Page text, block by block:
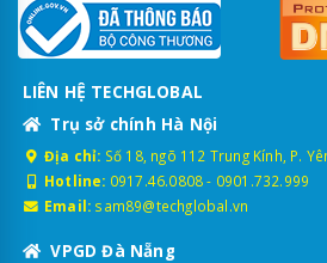
LIÊN HỆ TECHGLOBAL
Trụ sở chính Hà Nội
Địa chỉ: Số 18, ngõ 112 Trung Kính, P.
Hotline: 0917.46.0808- 0901.732.999
Email: sam89@techglobal.vn
VPGD Đà Nẵng